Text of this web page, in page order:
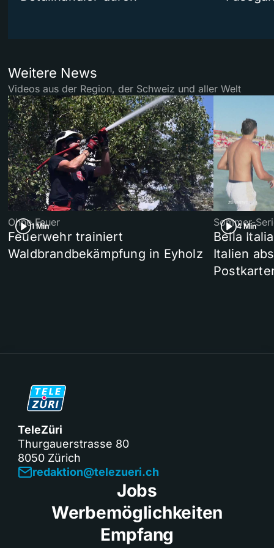
Weitere News
Videos aus der Region, der Schweiz und aller Welt
1 Min
Ohne Feuer
Feuerwehr trainiert
Waldbrandbekämpfung in Eyholz
4 Min
Sommer-
Bella
Italien
TeleZüri
Thurgauerstrasse 80
8050 Zürich
redaktion@telezueri.ch
Jobs
Werbemöglichkeiten
Empfang